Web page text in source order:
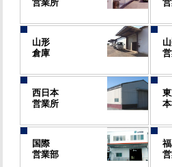
営業所
山形
倉庫
西日本
営業所
国際
営業部